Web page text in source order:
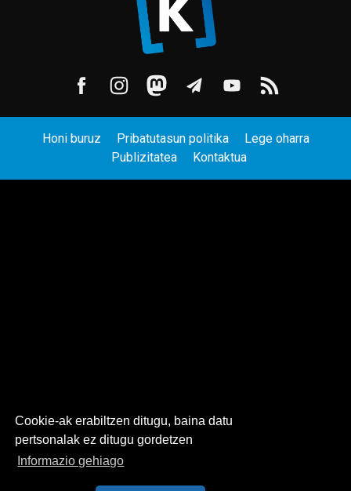
Cookie-ak erabiltzen ditugu, baina datu
pertsonalak ez ditugu gordetzen
Informazio gehiago
Honi buruz Pribatutasun politika
Lege oharra
Publizitatea
Kontaktua